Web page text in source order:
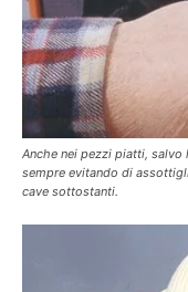
Anche nei pezzi piatti, salvo
sempre evitando di
cave sottostanti.